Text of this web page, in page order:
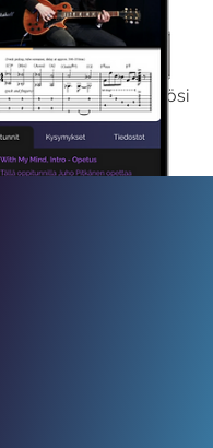
sisältömme käyttöösi